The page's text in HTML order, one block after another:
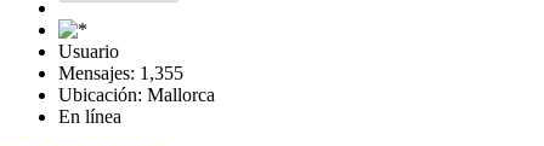
Usuario
Mensajes: 1,355
Ubicación: Mallorca
En línea